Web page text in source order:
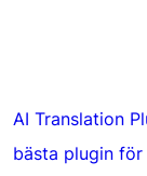
AI Translation
bästa plugin